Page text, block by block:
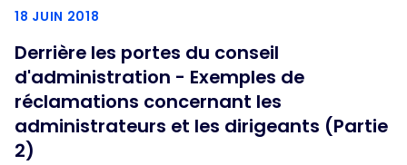
18 JUIN 2018
Derrière les portes du conseil
d'administration - Exemples de
réclamations concernant les
administrateurs et les dirigeants (Partie
2)